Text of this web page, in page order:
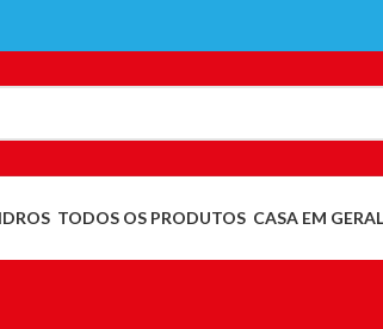
TODOS OS PRODUTOS CASA EM GERAL